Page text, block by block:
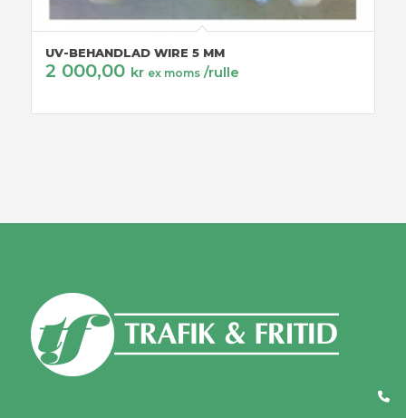
UV-BEHANDLAD WIRE 5 MM
2 000,00 kr ex moms /rulle